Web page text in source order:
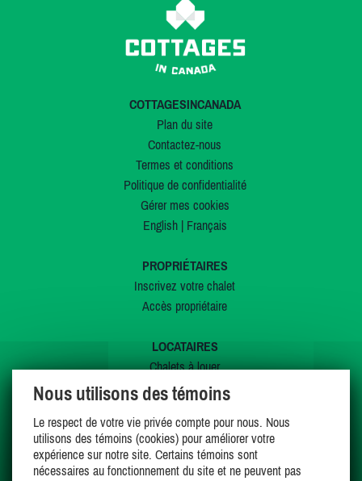
COTTAGESINCANADA
Plan du site
Contactez-nous
Termes et conditions
Politique de confidentialité
Gérer mes cookies
English| Français
PROPRIÉTAIRES
Inscrivez votre chalet
Accès propriétaire
LOCATAIRES
Chalets à louer
Chalets à vendre
Offres spéciales
Mes favoris
Nous utilisons des témoins
Le respect de votre vie privée compte pour nous. Nous
utilisons des témoins (cookies) pour améliorer votre
expérience sur notre site. Certains témoins sont
nécessaires au fonctionnement du site et ne peuvent pas